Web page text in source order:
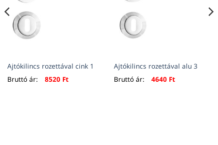
Ajtókilincs rozettával cink 1
Bruttó ár:
8520 Ft
Ajtókilincs rozettával alu 3
Bruttó ár:
4640 Ft